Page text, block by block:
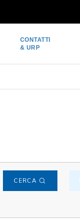
CONTATTI
& URP
CERCA